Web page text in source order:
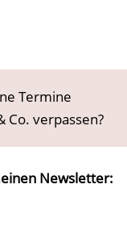
Termine
Co. verpassen?
Newsletter: